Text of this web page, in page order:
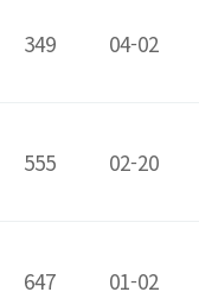
349 04-02
555 02-20
647 01-02